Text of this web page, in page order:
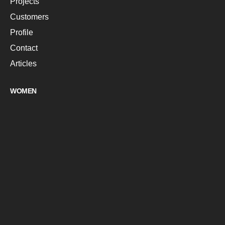
Customers
Profile
Contact
Articles
WOMEN